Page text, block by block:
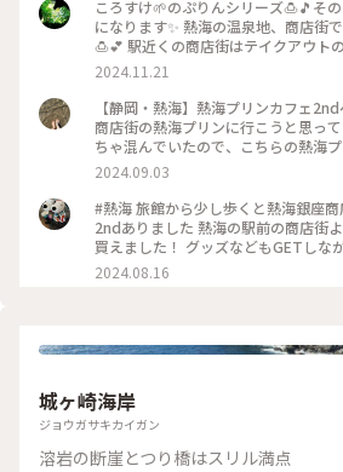
ころすけ🌱のぷりんシリーズ🍮🎵そ
になります✨ 熱海の温泉地、商店街で大人気の「熱海プリン」
🍮💕 駅近くの商店街はテイクアウト
ドカフェは空いていてイートインで
りでトレードマークのカバのクッキ
ームに埋もれぎみです🤭笑w それ
でしょう😂 #熱海プリン #めちゃ人
温泉地 #セカンド空いてておすすめ
2024.11.21
【静岡・熱海】熱海プリンカフェ
商店街の熱海プリンに行こうと思っ
ちゃ混んでいたので、こちらの熱海
した🍮 ・ まず店内が可愛い🩷雑貨が
がイートインスペースもあって、壁
メージで可愛かったです。 ・ 念願の
トで注文して、店内ではプリンソフ
トクリーム部分に乗ってるキャラメ
ったです。下の部分がプリンになっ
味しかったです😋 ・ ・ #熱海プリン
2024.09.03
#熱海 旅館から少し歩くと熱海銀座
2ndありました 熱海の駅前の商店街
買えました！ グッズなどもGETしな
美術館、熱海プリン しかし熱海も相当
2024.08.16
城ヶ崎海岸
ジョウガサキカイガン
溶岩の断崖とつり橋はスリル満点